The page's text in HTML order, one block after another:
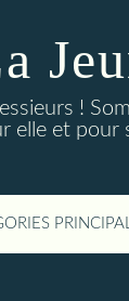
!
elle et pour